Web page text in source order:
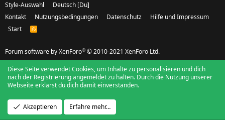
Style-Auswahl
Deutsch [Du]
Kontakt
Nutzungsbedingungen Datenschutz
Hilfe und Impressum
Start
R
S
Forum software by XenForo® © 2010-2021 XenForo Ltd.
Diese Seite verwendet Cookies, um Inhalte zu personalisieren und dich
nach der Registrierung angemeldet zu halten. Durch die Nutzung unserer
Webseite erklärst du dich damit einverstanden.
Akzeptieren Erfahre mehr…